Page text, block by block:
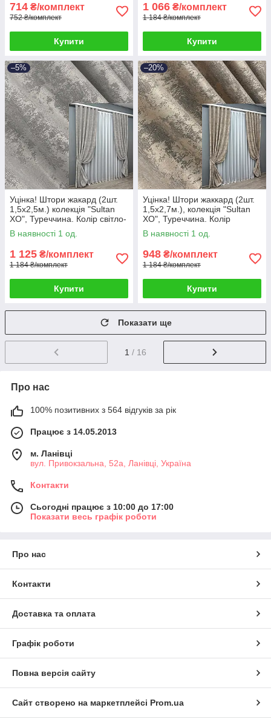
714 ₴/комплект
752 ₴/комплект
Купити
1 066 ₴/комплект
1 184 ₴/комплект
Купити
–5%
Уцінка! Штори жакард (2шт.
1,5х2,5м.) колекція "Sultan
XO", Туреччина. Колір світло-
сірий. Код 1124ш 38-315
В наявності 1 од.
1 125 ₴/комплект
1 184 ₴/комплект
Купити
–20%
Уцінка! Штори жаккард (2шт.
1,5х2,7м.), колекція "Sultan
XO", Туреччина. Колір
капучино. Код 1143ш 38-275
В наявності 1 од.
948 ₴/комплект
1 184 ₴/комплект
Купити
Показати ще
1 / 16
Про нас
100% позитивних з 564 відгуків за рік
Працює з 14.05.2013
м. Ланівці
вул. Привокзальна, 52а, Ланівці, Україна
Контакти
Сьогодні працює з 10:00 до 17:00
Показати весь графік роботи
Про нас
Контакти
Доставка та оплата
Графік роботи
Повна версія сайту
Сайт створено на маркетплейсі Prom.ua